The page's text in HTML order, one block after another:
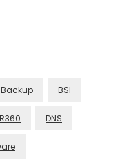
Backup BSI
DNS